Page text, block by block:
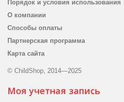
Порядок и условия использования
О компании
Способы оплаты
Партнерская программа
Карта сайта
© ChildShop, 2014—2025
Моя учетная запись